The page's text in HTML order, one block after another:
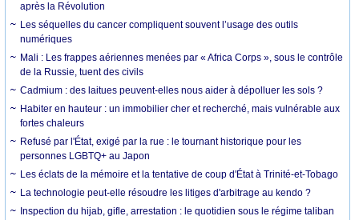
après la Révolution
Les séquelles du cancer compliquent souvent l’usage des outils
numériques
Mali : Les frappes aériennes menées par « Africa Corps », sous le contrôle
de la Russie, tuent des civils
Cadmium : des laitues peuvent-elles nous aider à dépolluer les sols ?
Habiter en hauteur : un immobilier cher et recherché, mais vulnérable aux
fortes chaleurs
Refusé par l'État, exigé par la rue : le tournant historique pour les
personnes LGBTQ+ au Japon
Les éclats de la mémoire et la tentative de coup d'État à Trinité-et-Tobago
La technologie peut-elle résoudre les litiges d'arbitrage au kendo ?
Inspection du hijab, gifle, arrestation : le quotidien sous le régime taliban